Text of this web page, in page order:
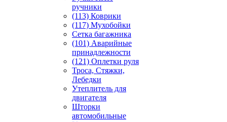
ручники
(113) Коврики
(117) Мухобойки
Сетка багажника
(101) Аварийные
принадлежности
(121) Оплетки руля
Троса, Стяжки,
Лебедки
Утеплитель для
двигателя
Шторки
автомобильные